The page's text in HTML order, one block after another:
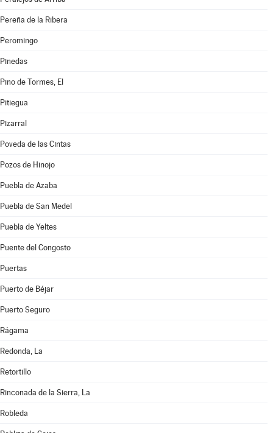
Pereña de la Ribera
Peromingo
Pinedas
Pino de Tormes, El
Pitiegua
Pizarral
Poveda de las Cintas
Pozos de Hinojo
Puebla de Azaba
Puebla de San Medel
Puebla de Yeltes
Puente del Congosto
Puertas
Puerto de Béjar
Puerto Seguro
Rágama
Redonda, La
Retortillo
Rinconada de la Sierra, La
Robleda